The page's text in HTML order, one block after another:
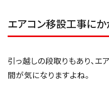
エアコン移設工事にか
引っ越しの段取りもあり、
間が気になりますよね。